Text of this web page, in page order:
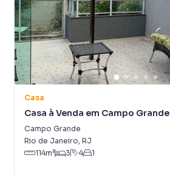
Casa
Casa à Venda em Campo Grande
Campo Grande
Rio de Janeiro, RJ
114m² 3 4 1